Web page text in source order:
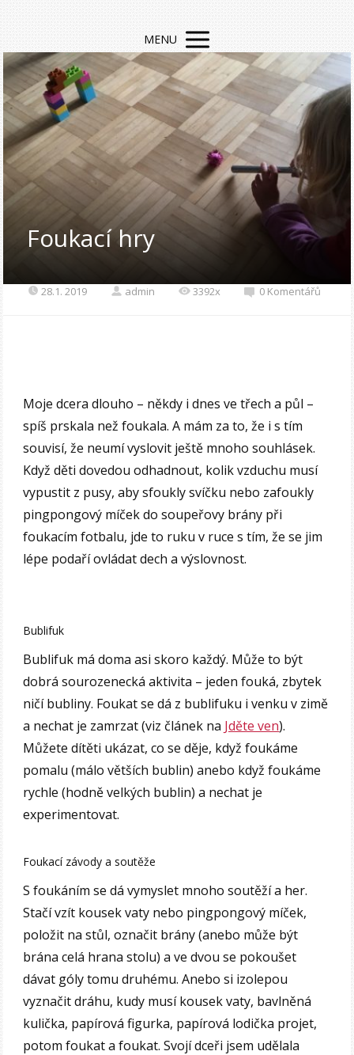
MENU
Foukací hry
28.1. 2019 admin 3392x 0 Komentářů
Moje dcera dlouho – někdy i dnes ve třech a půl –
spíš prskala než foukala. A mám za to, že i s tím
souvisí, že neumí vyslovit ještě mnoho souhlásek.
Když děti dovedou odhadnout, kolik vzduchu musí
vypustit z pusy, aby sfoukly svíčku nebo zafoukly
pingpongový míček do soupeřovy brány při
foukacím fotbalu, jde to ruku v ruce s tím, že se jim
lépe podaří ovládat dech a výslovnost.
Bublifuk
Bublifuk má doma asi skoro každý. Může to být
dobrá sourozenecká aktivita – jeden fouká, zbytek
ničí bubliny. Foukat se dá z bublifuku i venku v zimě
a nechat je zamrzat (viz článek na Jděte ven).
Můžete dítěti ukázat, co se děje, když foukáme
pomalu (málo větších bublin) anebo když foukáme
rychle (hodně velkých bublin) a nechat je
experimentovat.
Foukací závody a soutěže
S foukáním se dá vymyslet mnoho soutěží a her.
Stačí vzít kousek vaty nebo pingpongový míček,
položit na stůl, označit brány (anebo může být
brána celá hrana stolu) a ve dvou se pokoušet
dávat góly tomu druhému. Anebo si izolepou
vyznačit dráhu, kudy musí kousek vaty, bavlněná
kulička, papírová figurka, papírová lodička projet,
potom foukat a foukat. Svojí dceři jsem udělala